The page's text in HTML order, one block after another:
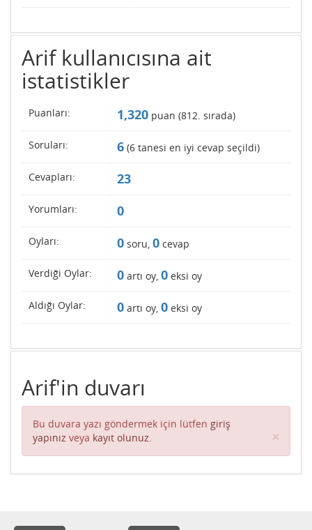
Arif kullanıcısına ait
istatistikler
Puanları: 1,320 puan (812. sırada)
Soruları: 6 (6 tanesi en iyi cevap seçildi)
Cevapları: 23
Yorumları: 0
Oyları: 0 soru, 0 cevap
Verdiği Oylar: 0 artı oy, 0 eksi oy
Aldığı Oylar: 0 artı oy, 0 eksi oy
Arif'in duvarı
Bu duvara yazı göndermek için lütfen giriş
yapınız veya kayıt olunuz. ×